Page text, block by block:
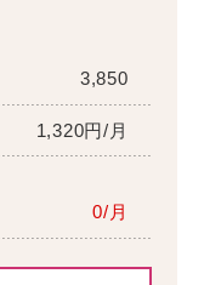
3,850
1,320円/月
0/月